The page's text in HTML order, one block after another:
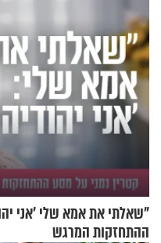
"שאלתי את אמא שלי 'אני
ההתחזקות המרגש